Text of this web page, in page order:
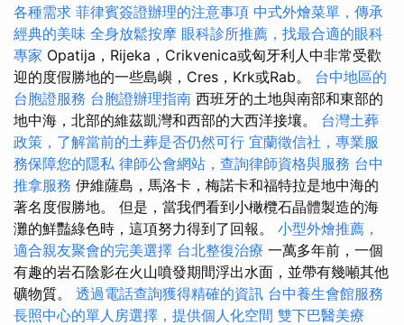
各種需求 菲律賓簽證辦理的注意事項 中式外燴菜單，傳承
經典的美味 全身放鬆按摩 眼科診所推薦，找最合適的眼科
專家 Opatija，Rijeka，Crikvenica或匈牙利人中非常受歡
迎的度假勝地的一些島嶼，Cres，Krk或Rab。 台中地區的
台胞證服務 台胞證辦理指南 西班牙的土地與南部和東部的
地中海，北部的維茲凱灣和西部的大西洋接壤。 台灣土葬
政策，了解當前的土葬是否仍然可行 宜蘭徵信社，專業服
務保障您的隱私 律師公會網站，查詢律師資格與服務 台中
推拿服務 伊維薩島，馬洛卡，梅諾卡和福特拉是地中海的
著名度假勝地。 但是，當我們看到小橄欖石晶體製造的海
灘的鮮豔綠色時，這項努力得到了回報。 小型外燴推薦，
適合親友聚會的完美選擇 台北整復治療 一萬多年前，一個
有趣的岩石陰影在火山噴發期間浮出水面，並帶有幾噸其他
礦物質。 透過電話查詢獲得精確的資訊 台中養生會館服務
長照中心的單人房選擇，提供個人化空間 雙下巴醫美療